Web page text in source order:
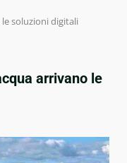
soluzioni digitali
arrivano le